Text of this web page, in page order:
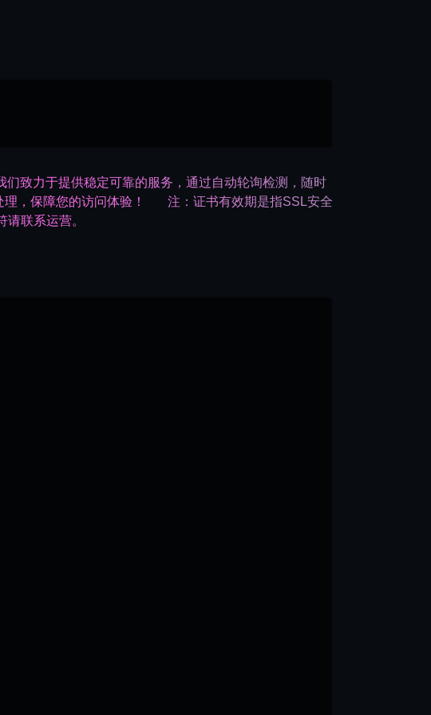
致力于提供稳定可靠的服务，通过自动轮询检测，随时
理，保障您的访问体验！ 注：证书有效期是指SSL安全
联系运营。